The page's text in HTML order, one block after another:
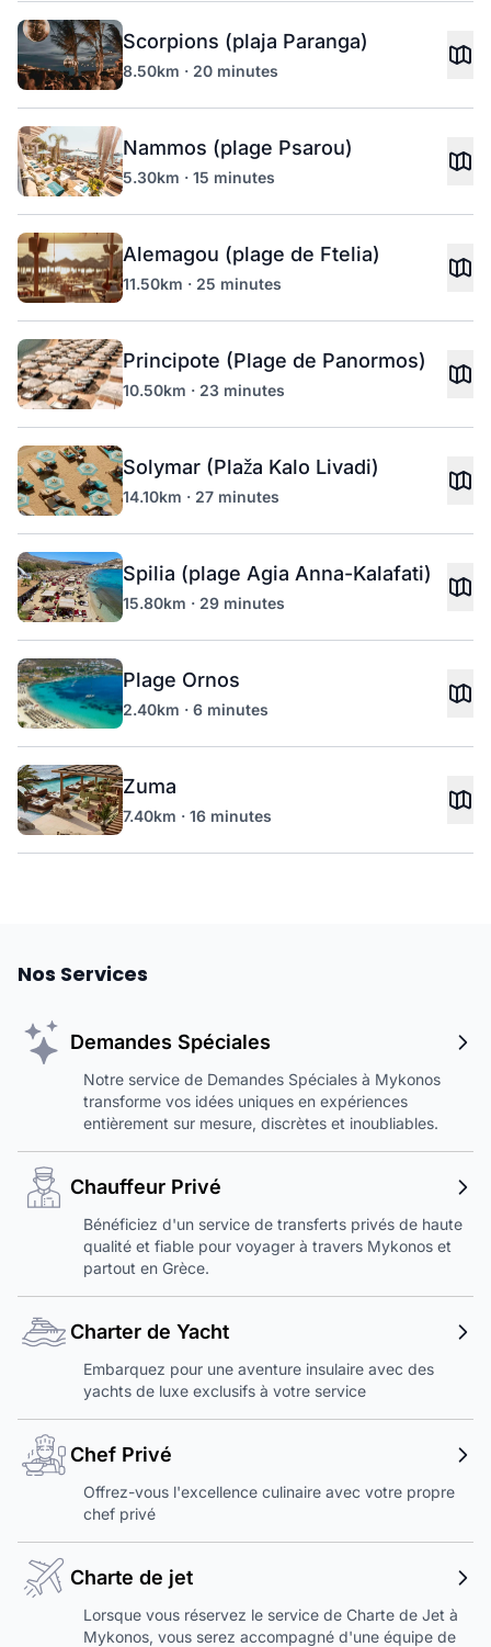
Scorpions (plaja Paranga)
8.50km · 20 minutes
Nammos (plage Psarou)
5.30km · 15 minutes
Alemagou (plage de Ftelia)
11.50km · 25 minutes
Principote (Plage de Panormos)
10.50km · 23 minutes
Solymar (Plaža Kalo Livadi)
14.10km · 27 minutes
Spilia (plage Agia Anna-Kalafati)
15.80km · 29 minutes
Plage Ornos
2.40km · 6 minutes
Zuma
7.40km · 16 minutes
Nos Services
Demandes Spéciales
Notre service de Demandes Spéciales à Mykonos
transforme vos idées uniques en expériences
entièrement sur mesure, discrètes et inoubliables.
Chauffeur Privé
Bénéficiez d'un service de transferts privés de haute
qualité et fiable pour voyager à travers Mykonos et
partout en Grèce.
Charter de Yacht
Embarquez pour une aventure insulaire avec des
yachts de luxe exclusifs à votre service
Chef Privé
Offrez-vous l'excellence culinaire avec votre propre
chef privé
Charte de jet
Lorsque vous réservez le service de Charte de Jet à
Mykonos, vous serez accompagné d'une équipe de